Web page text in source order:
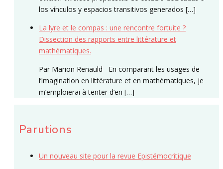
los vínculos y espacios transitivos generados […]
La lyre et le compas : une rencontre fortuite ?
Dissection des rapports entre littérature et
mathématiques.
Par Marion Renauld En comparant les usages de
l’imagination en littérature et en mathématiques, je
m’emploierai à tenter d’en […]
Parutions
Un nouveau site pour la revue Epistémocritique